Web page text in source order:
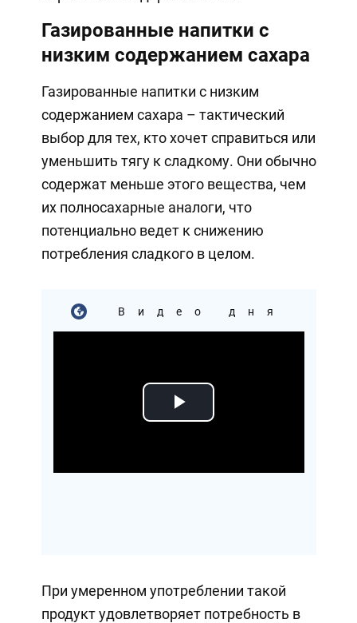
Газированные напитки с
низким содержанием сахара
Газированные напитки с низким
содержанием сахара – тактический
выбор для тех, кто хочет справиться или
уменьшить тягу к сладкому. Они обычно
содержат меньше этого вещества, чем
их полносахарные аналоги, что
потенциально ведет к снижению
потребления сладкого в целом.
Видео дня
Play
При умеренном употреблении такой
продукт удовлетворяет потребность в